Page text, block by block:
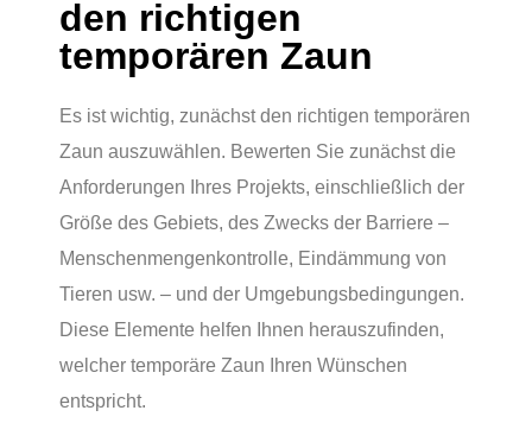
den richtigen
temporären Zaun
Es ist wichtig, zunächst den richtigen temporären
Zaun auszuwählen. Bewerten Sie zunächst die
Anforderungen Ihres Projekts, einschließlich der
Größe des Gebiets, des Zwecks der Barriere –
Menschenmengenkontrolle, Eindämmung von
Tieren usw. – und der Umgebungsbedingungen.
Diese Elemente helfen Ihnen herauszufinden,
welcher temporäre Zaun Ihren Wünschen
entspricht.